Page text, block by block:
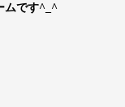
ムです^_^